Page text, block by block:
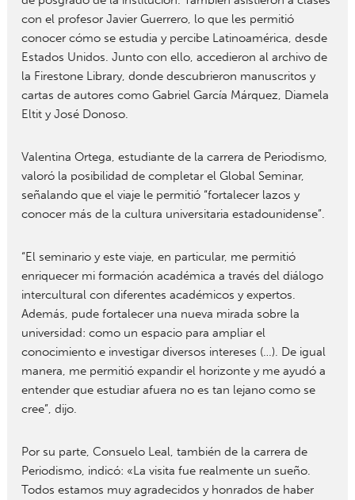
con el profesor Javier Guerrero, lo que les permitió
conocer cómo se estudia y percibe Latinoamérica, desde
Estados Unidos. Junto con ello, accedieron al archivo de
la Firestone Library, donde descubrieron manuscritos y
cartas de autores como Gabriel García Márquez, Diamela
Eltit y José Donoso.
Valentina Ortega, estudiante de la carrera de Periodismo,
valoró la posibilidad de completar el Global Seminar,
señalando que el viaje le permitió “fortalecer lazos y
conocer más de la cultura universitaria estadounidense”.
“El seminario y este viaje, en particular, me permitió
enriquecer mi formación académica a través del diálogo
intercultural con diferentes académicos y expertos.
Además, pude fortalecer una nueva mirada sobre la
universidad: como un espacio para ampliar el
conocimiento e investigar diversos intereses (…). De igual
manera, me permitió expandir el horizonte y me ayudó a
entender que estudiar afuera no es tan lejano como se
cree”, dijo.
Por su parte, Consuelo Leal, también de la carrera de
Periodismo, indicó: «La visita fue realmente un sueño.
Todos estamos muy agradecidos y honrados de haber